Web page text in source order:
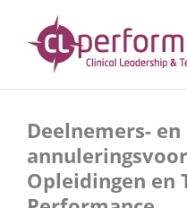
Deelnemers- en
Opleidingen en